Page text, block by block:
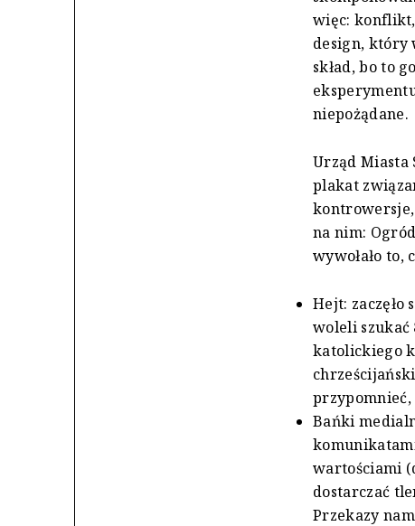
więc:
design, który
skład, bo to
niepożądane.
Urząd Miasta
plakat
kontrowersje,
na nim:
wywołało to,
Hejt:
woleli szukać
katolickiego
Bańki
wartościami
dostarczać
Przekazy